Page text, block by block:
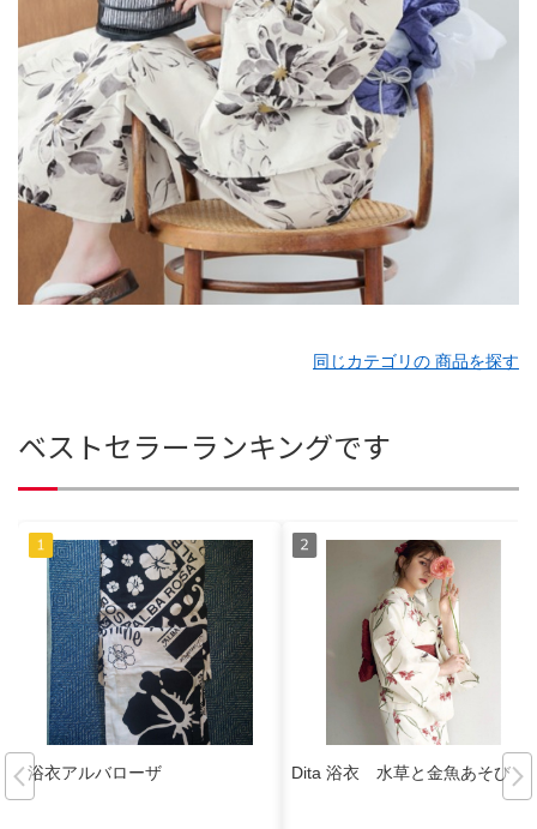
同じカテゴリの 商品を探す
ベストセラーランキングです
浴衣アルバローザ Dita 浴衣 水草と金魚あそび